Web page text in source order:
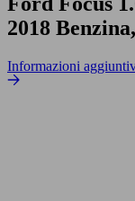
2018
Informazioni